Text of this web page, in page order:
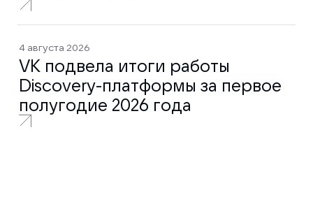
4 августа 2026
VK подвела итоги работы
Discovery-платформы за первое
полугодие 2026 года